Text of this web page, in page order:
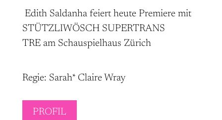
Edith Saldanha feiert heute Premiere mit
STÜTZLIWÖSCH SUPERTRANS
TRE am Schauspielhaus Zürich
Regie: Sarah* Claire Wray
PROFIL